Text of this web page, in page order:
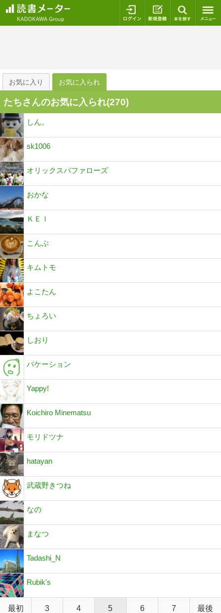
ログイン 新規登録
お気に入り お気に入られ
たちさんのお気に入られ(270)
しん。
sk1006
オリックスバファローズ
おかな
ＫＥＩ
こんぶ
キムトモ
よこたん
ちょろい
しおり
バケーション
Yappy!
Koichiro Minematsu
モリドツナ
hatayan
武蔵野きつね
なの
まなつ
Tadashi_N
Rubik's
最初 3 4 5 6 7 最後